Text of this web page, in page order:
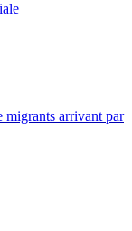
migrants arrivant par